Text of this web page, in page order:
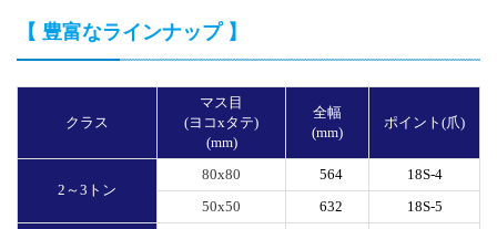
【 豊富なラインナップ 】
クラス
マス目
(ヨコxタテ)
(mm)
全幅
(mm)
ポイント(爪)
2～3トン
80x80 564
18S-4
50x50
632
18S-5